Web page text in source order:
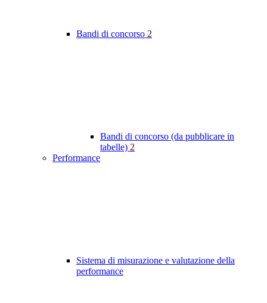
Bandi di concorso 2
Bandi di concorso (da pubblicare in
tabelle) 2
Performance
Sistema di misurazione e valutazione della
performance